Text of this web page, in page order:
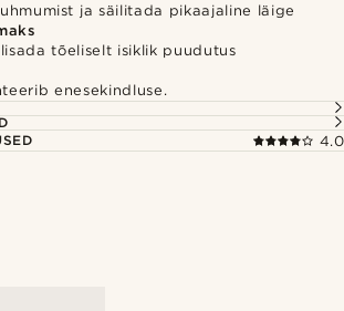
ja säilitada pikaajaline läige
tõeliselt isiklik puudutus
enesekindluse.
4.0